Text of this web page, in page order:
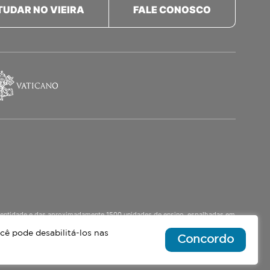
NO VIEIRA FALE CONOSCO
e das aproximadamente 1500 unidades de ensino, espalhadas em
pode desabilitá-los nas
Concordo